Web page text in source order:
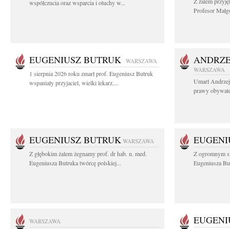
współczucia oraz wsparcia i otuchy w...
Profesor
EUGENIUSZ BUTRUK WARSZAWA
1 sierpnia 2026 roku zmarł prof. Eugeniusz Butruk
wspaniały przyjaciel, wielki lekarz....
WARSZAWA
Umarł
prawy
EUGENIUSZ BUTRUK WARSZAWA
Z głębokim żalem żegnamy prof. dr hab. n. med.
Eugeniusza Butruka twórcę polskiej...
Z ogromnym
Eugeniusza
WARSZAWA